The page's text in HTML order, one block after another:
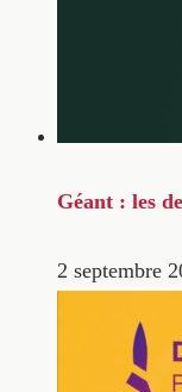
Géant : les
2 septembre